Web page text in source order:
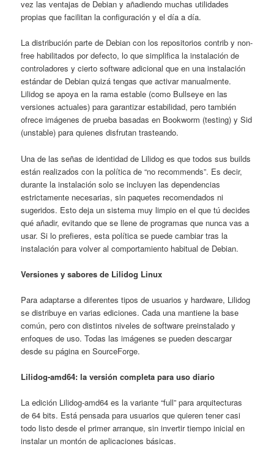
vez las ventajas de Debian y añadiendo muchas utilidades
propias que facilitan la configuración y el día a día.
La distribución parte de Debian con los repositorios contrib y non-
free habilitados por defecto, lo que simplifica la instalación de
controladores y cierto software adicional que en una instalación
estándar de Debian quizá tengas que activar manualmente.
Lilidog se apoya en la rama estable (como Bullseye en las
versiones actuales) para garantizar estabilidad, pero también
ofrece imágenes de prueba basadas en Bookworm (testing) y Sid
(unstable) para quienes disfrutan trasteando.
Una de las señas de identidad de Lilidog es que todos sus builds
están realizados con la política de “no recommends”. Es decir,
durante la instalación solo se incluyen las dependencias
estrictamente necesarias, sin paquetes recomendados ni
sugeridos. Esto deja un sistema muy limpio en el que tú decides
qué añadir, evitando que se llene de programas que nunca vas a
usar. Si lo prefieres, esta política se puede cambiar tras la
instalación para volver al comportamiento habitual de Debian.
Versiones y sabores de Lilidog Linux
Para adaptarse a diferentes tipos de usuarios y hardware, Lilidog
se distribuye en varias ediciones. Cada una mantiene la base
común, pero con distintos niveles de software preinstalado y
enfoques de uso. Todas las imágenes se pueden descargar
desde su página en SourceForge.
Lilidog-amd64: la versión completa para uso diario
La edición Lilidog-amd64 es la variante “full” para arquitecturas
de 64 bits. Está pensada para usuarios que quieren tener casi
todo listo desde el primer arranque, sin invertir tiempo inicial en
instalar un montón de aplicaciones básicas.